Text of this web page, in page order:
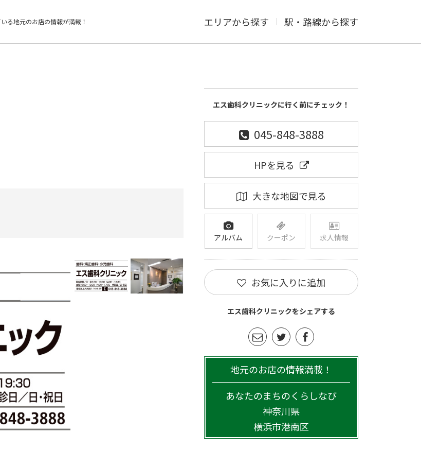
る地元のお店の情報が満載！ エリアから探す 駅・路線から探す
エス歯科クリニックに行く前にチェック！
045-848-3888
HPを見る
大きな地図で見る
アルバム クーポン 求人情報
お気に入りに追加
エス歯科クリニックをシェアする
地元のお店の情報満載！
あなたのまちのくらしなび
神奈川県
横浜市港南区